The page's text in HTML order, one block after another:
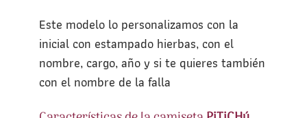
Este modelo lo personalizamos con la
inicial con estampado hierbas, con el
nombre, cargo, año y si te quieres también
con el nombre de la falla